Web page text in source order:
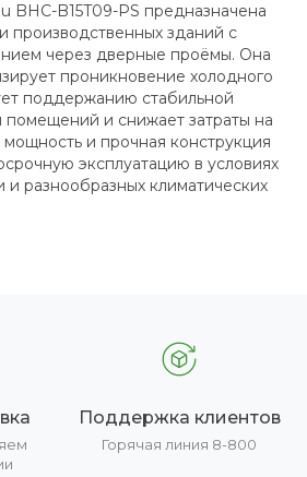
BHC-B15T09-PS предназначена
производственных зданий с
через дверные проёмы. Она
проникновение холодного
поддержанию стабильной
помещений и снижает затраты на
и прочная конструкция
эксплуатацию в условиях
и разнообразных климатических
Поддержка клиентов
Горячая линия 8-800